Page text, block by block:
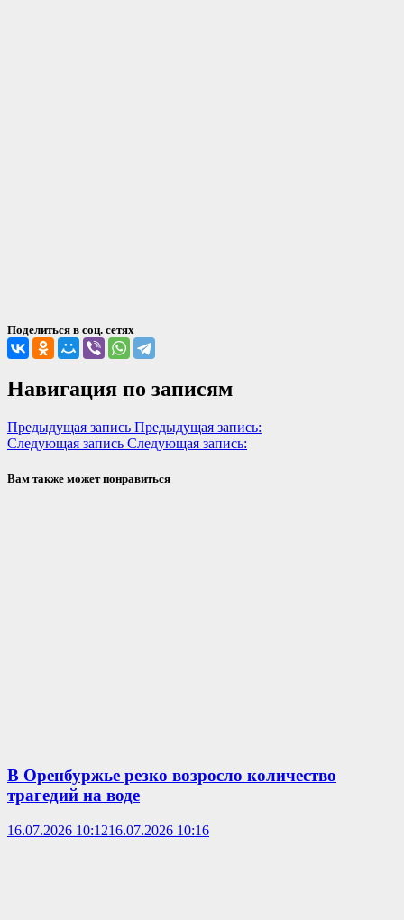
Поделиться в соц. сетях
Навигация по записям
Предыдущая запись Предыдущая запись:
Следующая запись Следующая запись:
Вам также может понравиться
В Оренбуржье резко возросло количество
трагедий на воде
16.07.2026 10:1216.07.2026 10:16